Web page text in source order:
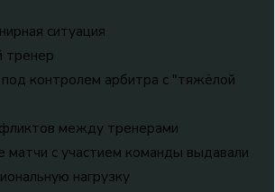
ситуация
тренер
контролем арбитра с "тяжёлой
между тренерами
с участием команды выдавали
нагрузку